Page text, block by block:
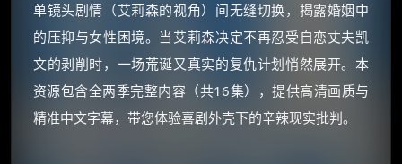
单镜头剧情（艾莉森的视角）间无缝切换，揭露婚姻中
的压抑与女性困境。当艾莉森决定不再忍受自恋丈夫凯
文的剥削时，一场荒诞又真实的复仇计划悄然展开。本
资源包含全两季完整内容（共16集），提供高清画质与
精准中文字幕，带您体验喜剧外壳下的辛辣现实批判。